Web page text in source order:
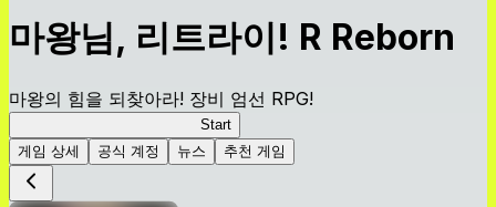
마왕님, 리트라이! R Reborn
마왕의 힘을 되찾아라! 장비 엄선 RPG!
Start
게임 상세
공식 계정 뉴스 추천 게임